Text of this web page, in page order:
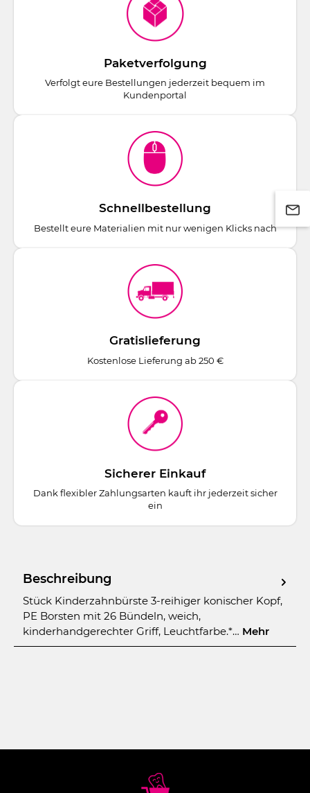
Paketverfolgung
Verfolgt eure Bestellungen jederzeit bequem im
Kundenportal
Schnellbestellung
Bestellt eure Materialien mit nur wenigen Klicks nach
Gratislieferung
Kostenlose Lieferung ab 250 €
Sicherer Einkauf
Dank flexibler Zahlungsarten kauft ihr jederzeit sicher
ein
Beschreibung
Stück Kinderzahnbürste 3-reihiger konischer Kopf,
PE Borsten mit 26 Bündeln, weich,
kinderhandgerechter Griff, Leuchtfarbe.*… Mehr